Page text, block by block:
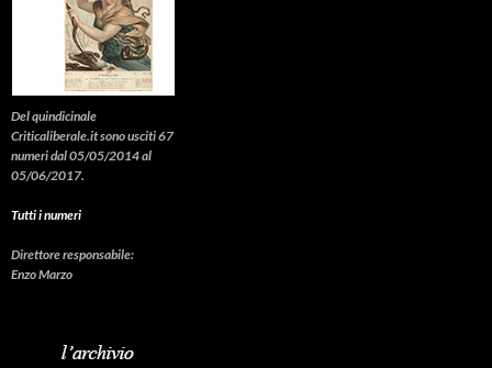
Del quindicinale
Criticaliberale.it sono usciti 67
numeri dal 05/05/2014 al
05/06/2017.
Tutti i numeri
Direttore responsabile:
Enzo Marzo